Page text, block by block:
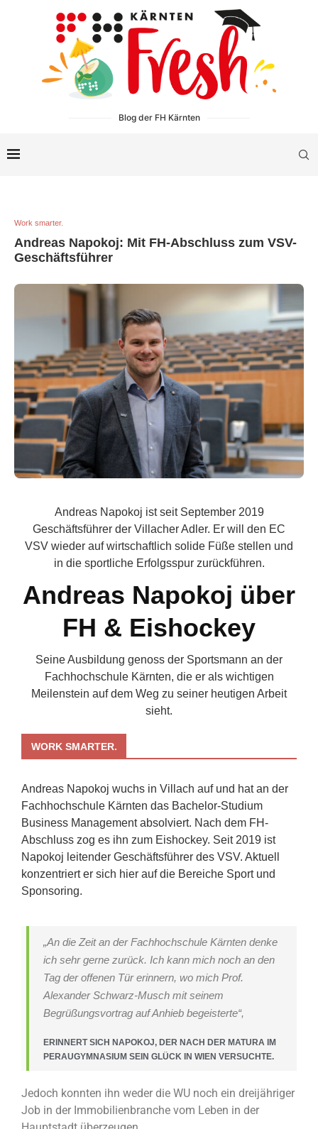
Blog der FH Kärnten
Work smarter.
Andreas Napokoj: Mit FH-Abschluss zum VSV-
Geschäftsführer
Andreas Napokoj ist seit September 2019
Geschäftsführer der Villacher Adler. Er will den EC
VSV wieder auf wirtschaftlich solide Füße stellen und
in die sportliche Erfolgsspur zurückführen.
Andreas Napokoj über
FH & Eishockey
Seine Ausbildung genoss der Sportsmann an der
Fachhochschule Kärnten, die er als wichtigen
Meilenstein auf dem Weg zu seiner heutigen Arbeit
sieht.
WORK SMARTER.
Andreas Napokoj wuchs in Villach auf und hat an der
Fachhochschule Kärnten das Bachelor-Studium
Business Management absolviert. Nach dem FH-
Abschluss zog es ihn zum Eishockey. Seit 2019 ist
Napokoj leitender Geschäftsführer des VSV. Aktuell
konzentriert er sich hier auf die Bereiche Sport und
Sponsoring.
„An die Zeit an der Fachhochschule Kärnten denke
ich sehr gerne zurück. Ich kann mich noch an den
Tag der offenen Tür erinnern, wo mich Prof.
Alexander Schwarz-Musch mit seinem
Begrüßungsvortrag auf Anhieb begeisterte“,
ERINNERT SICH NAPOKOJ, DER NACH DER MATURA IM
PERAUGYMNASIUM SEIN GLÜCK IN WIEN VERSUCHTE.
Jedoch konnten ihn weder die WU noch ein dreijähriger
Job in der Immobilienbranche vom Leben in der